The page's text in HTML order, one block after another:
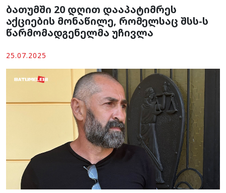
ბათუმში 20 დღით დააპატიმრეს
აქციების მონაწილე, რომელსაც შსს-ს
წარმომადგენელმა უჩივლა
25.07.2025